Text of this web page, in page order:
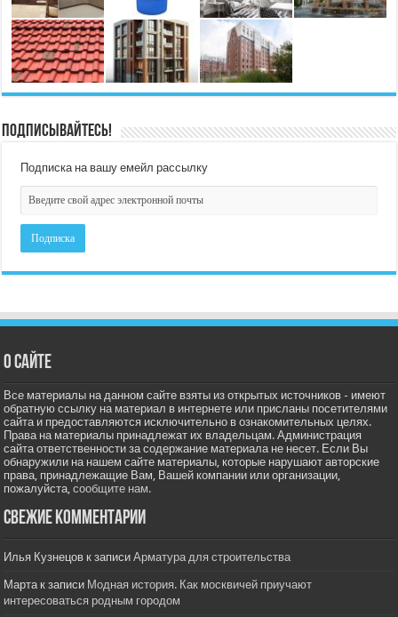
Подписывайтесь!
Подписка на вашу емейл рассылку
О сайте
Все материалы на данном сайте взяты из открытых источников - имеют
обратную ссылку на материал в интернете или присланы посетителями
сайта и предоставляются исключительно в ознакомительных целях.
Права на материалы принадлежат их владельцам. Администрация
сайта ответственности за содержание материала не несет. Если Вы
обнаружили на нашем сайте материалы, которые нарушают авторские
права, принадлежащие Вам, Вашей компании или организации,
пожалуйста,сообщите нам.
Свежие комментарии
Илья Кузнецов к записиАрматура для строительства
Мартак записи Модная история. Как москвичей приучают
интересоваться родным городом